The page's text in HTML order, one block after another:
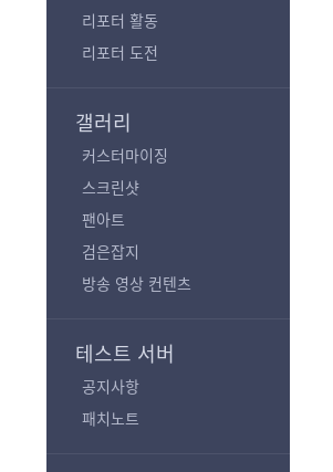
리포터 활동
리포터 도전
갤러리
커스터마이징
스크린샷
팬아트
검은잡지
방송 영상 컨텐츠
테스트 서버
공지사항
패치노트